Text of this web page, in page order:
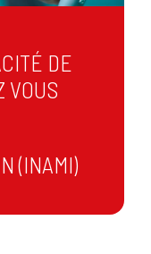
DE
VOUS
(INAMI)